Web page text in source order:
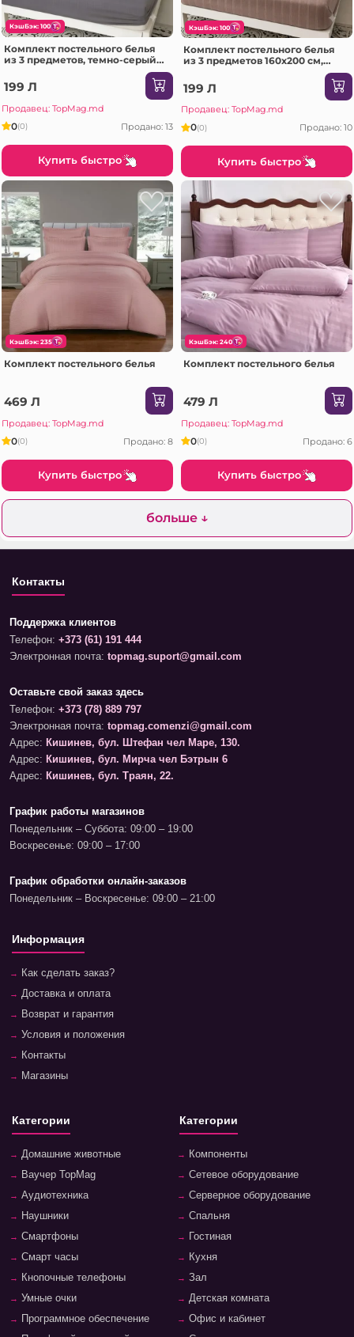
КэшБэк: 100
Комплект постельного белья
из 3 предметов, темно-серый
199 Л
Продавец: TopMag.md
0(0) Продано: 13
Купить быстро
КэшБэк: 100
Комплект постельного белья
из 3 предметов 160x200 см,
светло-коричневый (06-MS708-
60-PR2)
199 Л
Продавец: TopMag.md
0(0) Продано: 10
Купить быстро
КэшБэк: 235
Комплект постельного белья
469 Л
Продавец: TopMag.md
0(0) Продано: 8
Купить быстро
КэшБэк: 240
Комплект постельного белья
479 Л
Продавец: TopMag.md
0(0) Продано: 6
Купить быстро
больше ↓
Контакты
Поддержка клиентов
Телефон: +373 (61) 191 444
Электронная почта: topmag.suport@gmail.com
Оставьте свой заказ здесь
Телефон: +373 (78) 889 797
Электронная почта: topmag.comenzi@gmail.com
Адрес: Кишинев, бул. Штефан чел Маре, 130.
Адрес: Кишинев, бул. Мирча чел Бэтрын 6
Адрес: Кишинев, бул. Траян, 22.
График работы магазинов
Понедельник – Суббота: 09:00 – 19:00
Воскресенье: 09:00 – 17:00
График обработки онлайн-заказов
Понедельник – Воскресенье: 09:00 – 21:00
Информация
Как сделать заказ?
Доставка и оплата
Возврат и гарантия
Условия и положения
Контакты
Магазины
Категории
Домашние животные
Ваучер TopMag
Аудиотехника
Наушники
Смартфоны
Смарт часы
Кнопочные телефоны
Умные очки
Программное обеспечение
Категории
Компоненты
Сетевое оборудование
Серверное оборудование
Спальня
Гостиная
Кухня
Зал
Детская комната
Офис и кабинет